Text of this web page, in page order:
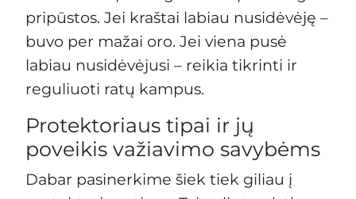
pripūstos. Jei kraštai labiau nusidėvėję –
buvo per mažai oro. Jei viena pusė
labiau nusidėvėjusi – reikia tikrinti ir
reguliuoti ratų kampus.
Protektoriaus tipai ir jų
poveikis važiavimo savybėms
Dabar pasinerkime šiek tiek giliau į